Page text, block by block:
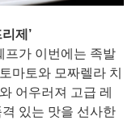
제’
프가 이번에는 족발
마토와 모짜렐라 치
어우러져 고급 레
있는 맛을 선사한